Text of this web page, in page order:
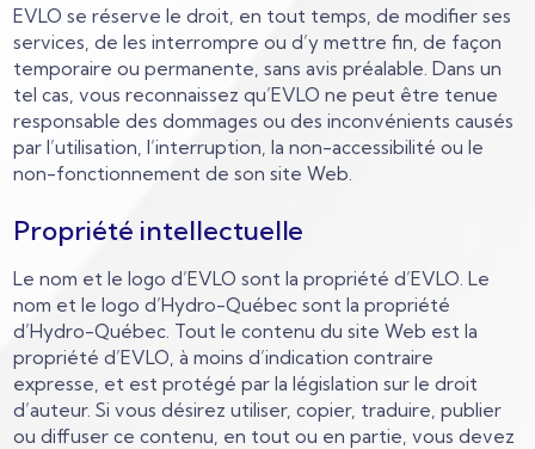
EVLO se réserve le droit, en tout temps, de modifier ses
services, de les interrompre ou d’y mettre fin, de façon
temporaire ou permanente, sans avis préalable. Dans un
tel cas, vous reconnaissez qu’EVLO ne peut être tenue
responsable des dommages ou des inconvénients causés
par l’utilisation, l’interruption, la non-accessibilité ou le
non-fonctionnement de son site Web.
Propriété intellectuelle
Le nom et le logo d’EVLO sont la propriété d’EVLO. Le
nom et le logo d’Hydro-Québec sont la propriété
d’Hydro-Québec. Tout le contenu du site Web est la
propriété d’EVLO, à moins d’indication contraire
expresse, et est protégé par la législation sur le droit
d’auteur. Si vous désirez utiliser, copier, traduire, publier
ou diffuser ce contenu, en tout ou en partie, vous devez